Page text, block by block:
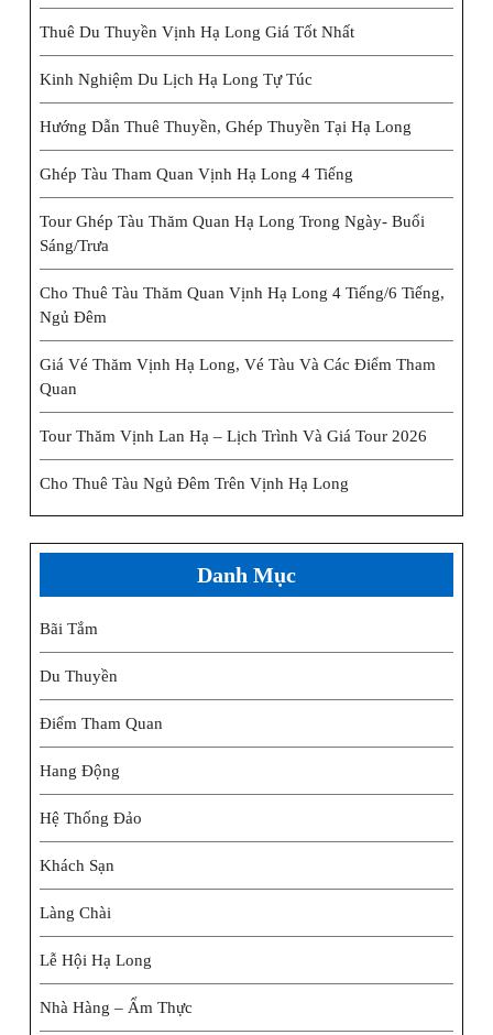
Thuê Du Thuyền Vịnh Hạ Long Giá Tốt Nhất
Kinh Nghiệm Du Lịch Hạ Long Tự Túc
Hướng Dẫn Thuê Thuyền, Ghép Thuyền Tại Hạ Long
Ghép Tàu Tham Quan Vịnh Hạ Long 4 Tiếng
Tour Ghép Tàu Thăm Quan Hạ Long Trong Ngày- Buổi
Sáng/trưa
Cho Thuê Tàu Thăm Quan Vịnh Hạ Long 4 Tiếng/6 Tiếng,
Ngủ Đêm
Giá Vé Thăm Vịnh Hạ Long, Vé Tàu Và Các Điểm Tham
Quan
Tour Thăm Vịnh Lan Hạ – Lịch Trình Và Giá Tour 2026
Cho Thuê Tàu Ngủ Đêm Trên Vịnh Hạ Long
Danh Mục
Bãi Tắm
Du Thuyền
Điểm Tham Quan
Hang Động
Hệ Thống Đảo
Khách Sạn
Làng Chài
Lễ Hội Hạ Long
Nhà Hàng – Ẩm Thực